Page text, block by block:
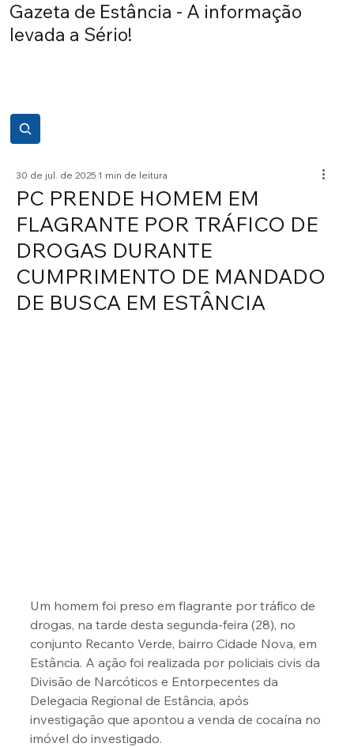
Gazeta de Estância - A informação
levada a Sério!
PC PRENDE HOMEM EM
FLAGRANTE POR TRÁFICO DE
DROGAS DURANTE
CUMPRIMENTO DE MANDADO
DE BUSCA EM ESTÂNCIA
30 de jul. de 2025 1 min de leitura
Um homem foi preso em flagrante por tráfico de
drogas, na tarde desta segunda-feira (28), no
conjunto Recanto Verde, bairro Cidade Nova, em
Estância. A ação foi realizada por policiais civis da
Divisão de Narcóticos e Entorpecentes da
Delegacia Regional de Estância, após
investigação que apontou a venda de cocaína no
imóvel do investigado.